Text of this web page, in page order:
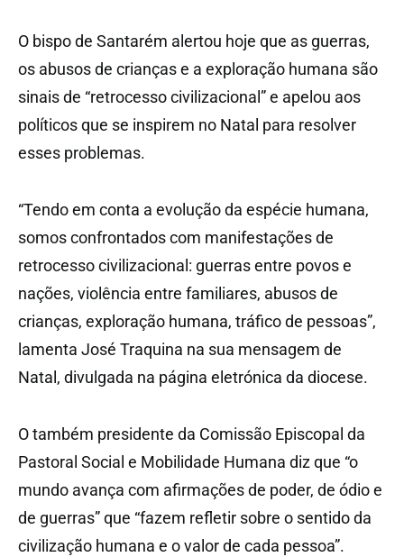
O bispo de Santarém alertou hoje que as guerras,
os abusos de crianças e a exploração humana são
sinais de “retrocesso civilizacional” e apelou aos
políticos que se inspirem no Natal para resolver
esses problemas.
“Tendo em conta a evolução da espécie humana,
somos confrontados com manifestações de
retrocesso civilizacional: guerras entre povos e
nações, violência entre familiares, abusos de
crianças, exploração humana, tráfico de pessoas”,
lamenta José Traquina na sua mensagem de
Natal, divulgada na página eletrónica da diocese.
O também presidente da Comissão Episcopal da
Pastoral Social e Mobilidade Humana diz que “o
mundo avança com afirmações de poder, de ódio e
de guerras” que “fazem refletir sobre o sentido da
civilização humana e o valor de cada pessoa”.